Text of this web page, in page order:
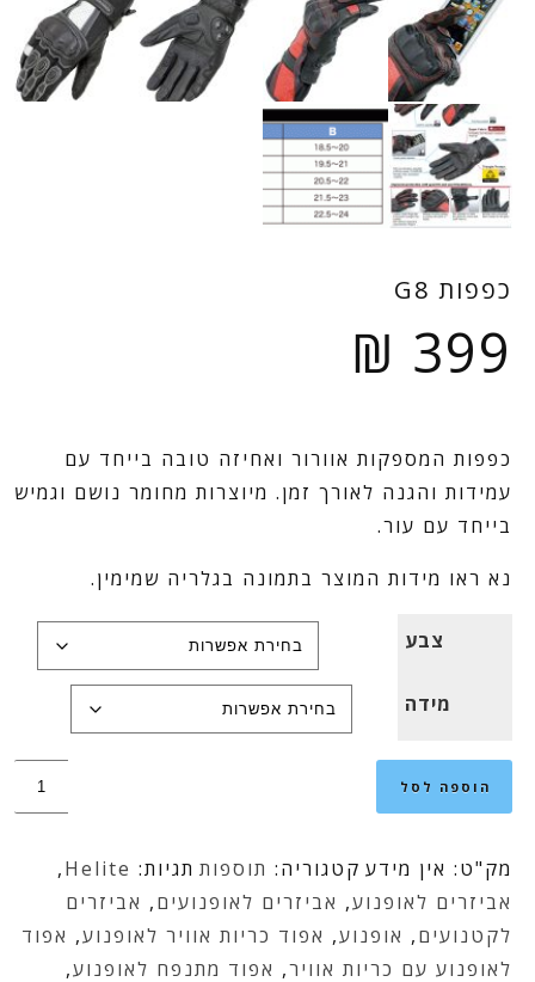
כפפות G8
₪ 399
כפפות המספקות אוורור ואחיזה טובה בייחד עם
עמידות והגנה לאורך זמן. מיוצרות מחומר נושם וגמיש
בייחד עם עור.
נא ראו מידות המוצר בתמונה בגלריה שמימין.
צבע
מידה
G8
הוספה לסל
מק"ט: אין מידע קטגוריה: תוספות תגיות: Helite
,
אביזרים לאופנוע, אביזרים לאופנועים, אביזרים
לקטנועים, אופנוע, אפוד כריות אוויר לאופנוע, אפוד
לאופנוע עם כריות אוויר, אפוד מתנפח לאופנוע,